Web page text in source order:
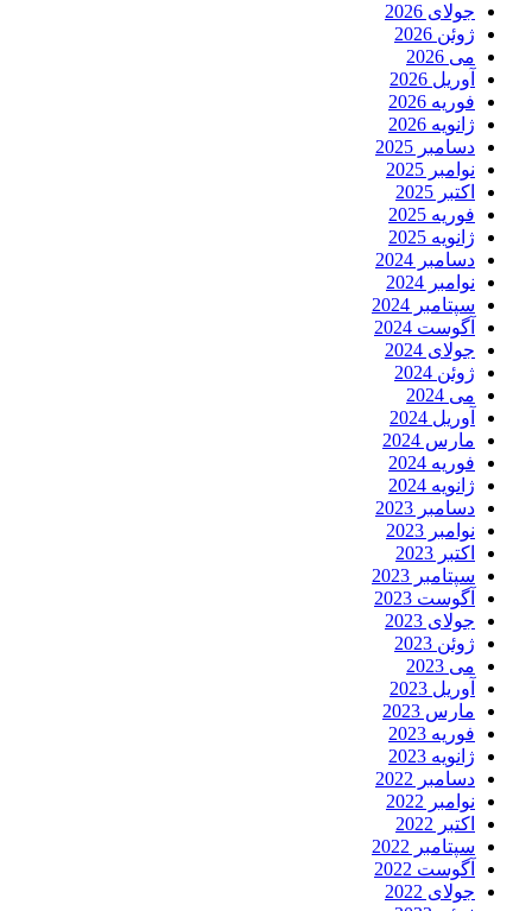
جولای 2026
ژوئن 2026
می 2026
آوریل 2026
فوریه 2026
ژانویه 2026
دسامبر 2025
نوامبر 2025
اکتبر 2025
فوریه 2025
ژانویه 2025
دسامبر 2024
نوامبر 2024
سپتامبر 2024
آگوست 2024
جولای 2024
ژوئن 2024
می 2024
آوریل 2024
مارس 2024
فوریه 2024
ژانویه 2024
دسامبر 2023
نوامبر 2023
اکتبر 2023
سپتامبر 2023
آگوست 2023
جولای 2023
ژوئن 2023
می 2023
آوریل 2023
مارس 2023
فوریه 2023
ژانویه 2023
دسامبر 2022
نوامبر 2022
اکتبر 2022
سپتامبر 2022
آگوست 2022
جولای 2022